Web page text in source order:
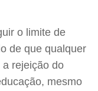
o limite de
de que qualquer
rejeição do
mesmo